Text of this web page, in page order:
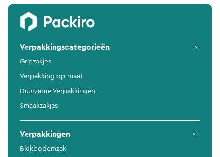
Verpakkingscategorieën
Gripzakjes
Verpakking op maat
Duurzame Verpakkingen
Smaakzakjes
Verpakkingen
Blokbodemzak